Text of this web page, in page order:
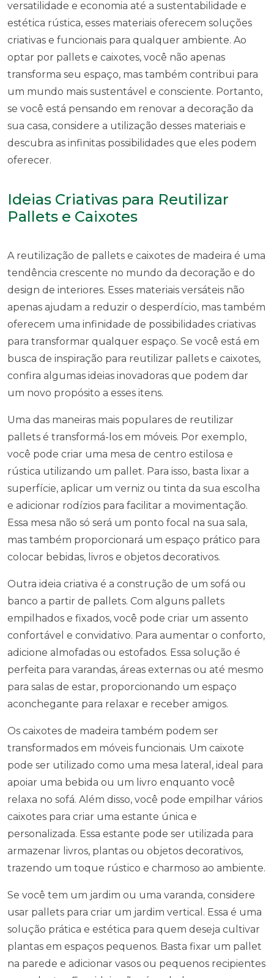
versatilidade e economia até a sustentabilidade e
estética rústica, esses materiais oferecem soluções
criativas e funcionais para qualquer ambiente. Ao
optar por pallets e caixotes, você não apenas
transforma seu espaço, mas também contribui para
um mundo mais sustentável e consciente. Portanto,
se você está pensando em renovar a decoração da
sua casa, considere a utilização desses materiais e
descubra as infinitas possibilidades que eles podem
oferecer.
Ideias Criativas para Reutilizar
Pallets e Caixotes
A reutilização de pallets e caixotes de madeira é uma
tendência crescente no mundo da decoração e do
design de interiores. Esses materiais versáteis não
apenas ajudam a reduzir o desperdício, mas também
oferecem uma infinidade de possibilidades criativas
para transformar qualquer espaço. Se você está em
busca de inspiração para reutilizar pallets e caixotes,
confira algumas ideias inovadoras que podem dar
um novo propósito a esses itens.
Uma das maneiras mais populares de reutilizar
pallets é transformá-los em móveis. Por exemplo,
você pode criar uma mesa de centro estilosa e
rústica utilizando um pallet. Para isso, basta lixar a
superfície, aplicar um verniz ou tinta da sua escolha
e adicionar rodízios para facilitar a movimentação.
Essa mesa não só será um ponto focal na sua sala,
mas também proporcionará um espaço prático para
colocar bebidas, livros e objetos decorativos.
Outra ideia criativa é a construção de um sofá ou
banco a partir de pallets. Com alguns pallets
empilhados e fixados, você pode criar um assento
confortável e convidativo. Para aumentar o conforto,
adicione almofadas ou estofados. Essa solução é
perfeita para varandas, áreas externas ou até mesmo
para salas de estar, proporcionando um espaço
aconchegante para relaxar e receber amigos.
Os caixotes de madeira também podem ser
transformados em móveis funcionais. Um caixote
pode ser utilizado como uma mesa lateral, ideal para
apoiar uma bebida ou um livro enquanto você
relaxa no sofá. Além disso, você pode empilhar vários
caixotes para criar uma estante única e
personalizada. Essa estante pode ser utilizada para
armazenar livros, plantas ou objetos decorativos,
trazendo um toque rústico e charmoso ao ambiente.
Se você tem um jardim ou uma varanda, considere
usar pallets para criar um jardim vertical. Essa é uma
solução prática e estética para quem deseja cultivar
plantas em espaços pequenos. Basta fixar um pallet
na parede e adicionar vasos ou pequenos recipientes